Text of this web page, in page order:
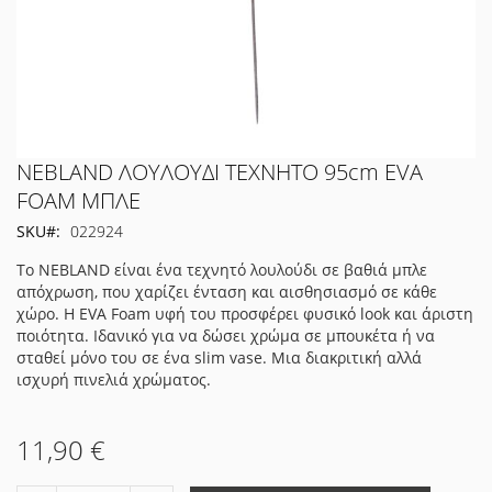
Μετάβαση
στην
αρχή
της
εικόνων
NEBLAND ΛΟΥΛΟΥΔΙ ΤΕΧΝΗΤΟ 95cm EVA
FOAM ΜΠΛΕ
SKU
022924
Το NEBLAND είναι ένα τεχνητό λουλούδι σε βαθιά μπλε
απόχρωση, που χαρίζει ένταση και αισθησιασμό σε κάθε
χώρο. Η EVA Foam υφή του προσφέρει φυσικό look και άριστη
ποιότητα. Ιδανικό για να δώσει χρώμα σε μπουκέτα ή να
σταθεί μόνο του σε ένα slim vase. Μια διακριτική αλλά
ισχυρή πινελιά χρώματος.
11,90 €